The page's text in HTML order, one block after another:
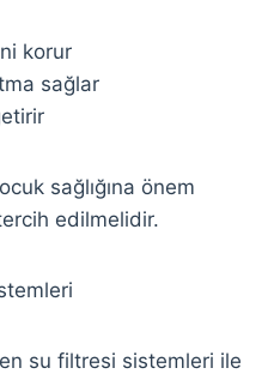
korur
sağlar
sağlığına önem
edilmelidir.
su filtresi sistemleri ile